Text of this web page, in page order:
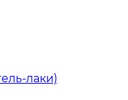
лаки)